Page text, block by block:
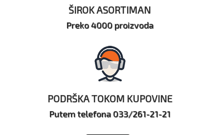
ŠIROK ASORTIMAN
Preko 4000 proizvoda
PODRŠKA TOKOM KUPOVINE
Putem telefona 033/261-21-21